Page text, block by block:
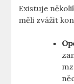
Existuje
měli zvážit